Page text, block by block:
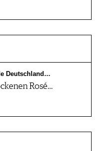
Deutschland…
Rosé…